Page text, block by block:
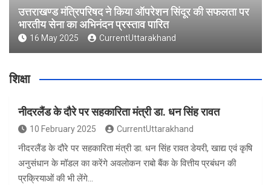
उत्तराखण्ड मंत्रिपरिषद ने किया ऑपरेशन सिंदूर की सफलता पर
भारतीय सेना का अभिनंदन प्रस्ताव पारित
16 May 2025 CurrentUttarakhand
शिक्षा
नीदरलैंड के दौरे पर सहकारिता मंत्री डा. धन सिंह रावत
10 February 2025 CurrentUttarakhand
नीदरलैंड के दौरे पर सहकारिता मंत्री डा. धन सिंह रावत डेयरी, खाद्य एवं कृषि
अनुसंधान के मॉडल का करेंगे अवलोकन राबो बैंक के वित्तीय प्रबंधन की
प्रक्रियाओं की भी लेंगे…